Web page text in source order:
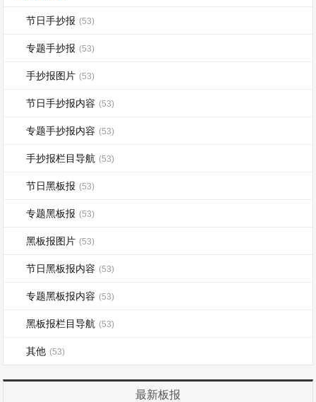
节日手抄报 (53)
专题手抄报 (53)
手抄报图片 (53)
节日手抄报内容 (53)
专题手抄报内容 (53)
手抄报栏目导航 (53)
节日黑板报 (53)
专题黑板报 (53)
黑板报图片 (53)
节日黑板报内容 (53)
专题黑板报内容 (53)
黑板报栏目导航 (53)
其他 (53)
最新板报